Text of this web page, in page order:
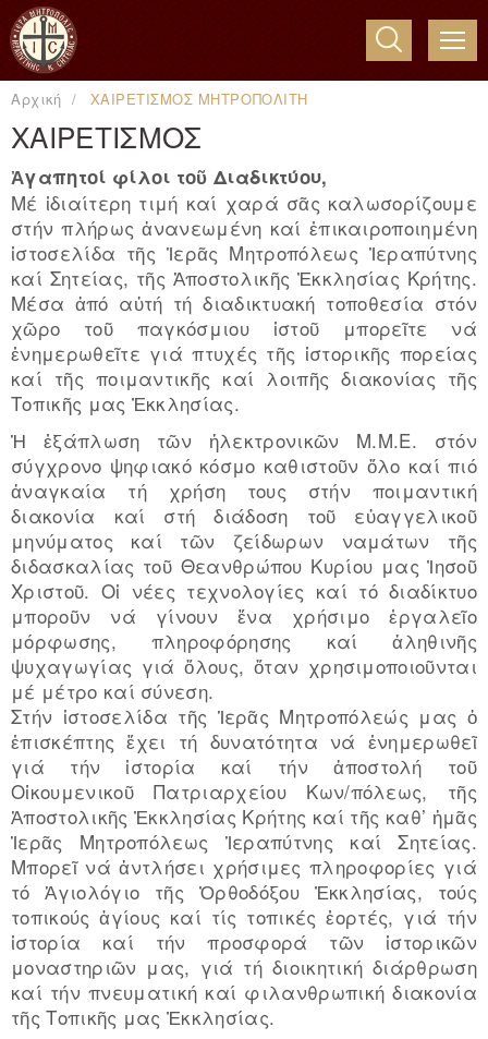
Αρχική ΧΑΙΡΕΤΙΣΜΟΣ ΜΗΤΡΟΠΟΛΙΤΗ
ΧΑΙΡΕΤΙΣΜΟΣ
Ἀγαπητοί φίλοι τοῦ Διαδικτύου,
Μέ ἰδιαίτερη τιμή καί χαρά σᾶς καλωσορίζουμε
στήν πλήρως ἀνανεωμένη καί ἐπικαιροποιημένη
ἱστοσελίδα τῆς Ἱερᾶς Μητροπόλεως Ἱεραπύτνης
καί Σητείας, τῆς Ἀποστολικῆς Ἐκκλησίας Κρήτης.
Μέσα ἀπό αὐτή τή διαδικτυακή τοποθεσία στόν
χῶρο τοῦ παγκόσμιου ἱστοῦ μπορεῖτε νά
ἐνημερωθεῖτε γιά πτυχές τῆς ἱστορικῆς πορείας
καί τῆς ποιμαντικῆς καί λοιπῆς διακονίας τῆς
Τοπικῆς μας Ἐκκλησίας.
Ἡ ἐξάπλωση τῶν ἠλεκτρονικῶν Μ.Μ.Ε. στόν
σύγχρονο ψηφιακό κόσμο καθιστοῦν ὅλο καί πιό
ἀναγκαία τή χρήση τους στήν ποιμαντική
διακονία καί στή διάδοση τοῦ εὐαγγελικοῦ
μηνύματος καί τῶν ζείδωρων ναμάτων τῆς
διδασκαλίας τοῦ Θεανθρώπου Κυρίου μας Ἰησοῦ
Χριστοῦ. Οἱ νέες τεχνολογίες καί τό διαδίκτυο
μποροῦν νά γίνουν ἕνα χρήσιμο ἐργαλεῖο
μόρφωσης, πληροφόρησης καί ἀληθινῆς
ψυχαγωγίας γιά ὅλους, ὅταν χρησιμοποιοῦνται
μέ μέτρο καί σύνεση.
Στήν ἱστοσελίδα τῆς Ἱερᾶς Μητροπόλεώς μας ὁ
ἐπισκέπτης ἔχει τή δυνατότητα νά ἐνημερωθεῖ
γιά τήν ἱστορία καί τήν ἀποστολή τοῦ
Οἰκουμενικοῦ Πατριαρχείου Κων/πόλεως, τῆς
Ἀποστολικῆς Ἐκκλησίας Κρήτης καί τῆς καθ’ ἡμᾶς
Ἱερᾶς Μητροπόλεως Ἱεραπύτνης καί Σητείας.
Μπορεῖ νά ἀντλήσει χρήσιμες πληροφορίες γιά
τό Ἁγιολόγιο τῆς Ὀρθοδόξου Ἐκκλησίας, τούς
τοπικούς ἁγίους καί τίς τοπικές ἑορτές, γιά τήν
ἱστορία καί τήν προσφορά τῶν ἱστορικῶν
μοναστηριῶν μας, γιά τή διοικητική διάρθρωση
καί τήν πνευματική καί φιλανθρωπική διακονία
τῆς Τοπικῆς μας Ἐκκλησίας.